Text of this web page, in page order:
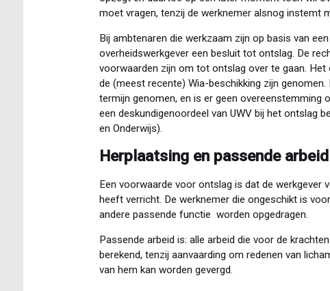
moet vragen, tenzij de werknemer alsnog instemt
Bij ambtenaren die werkzaam zijn op basis van
overheidswerkgever een besluit tot ontslag. De
voorwaarden zijn om tot ontslag over te gaan.
de (meest recente) Wia-beschikking zijn
termijn genomen, en is er geen overeenstemming
een deskundigenoordeel van UWV bij het ontslag
en Onderwijs).
Herplaatsing en passende arbeid
Een voorwaarde voor ontslag is dat de werkgever
heeft verricht. De werknemer die ongeschikt is
andere passende functie worden opgedragen.
Passende arbeid is: alle arbeid die voor de
berekend, tenzij aanvaarding om redenen van
van hem kan worden gevergd.